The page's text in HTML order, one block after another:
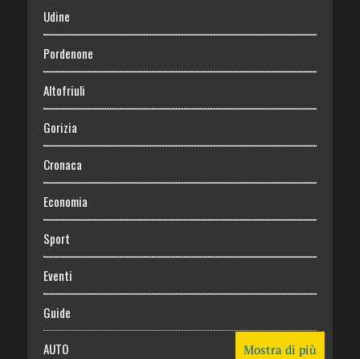
Udine
Pordenone
Altofriuli
Gorizia
Cronaca
Economia
Sport
Eventi
Guide
AUTO Mostra di più